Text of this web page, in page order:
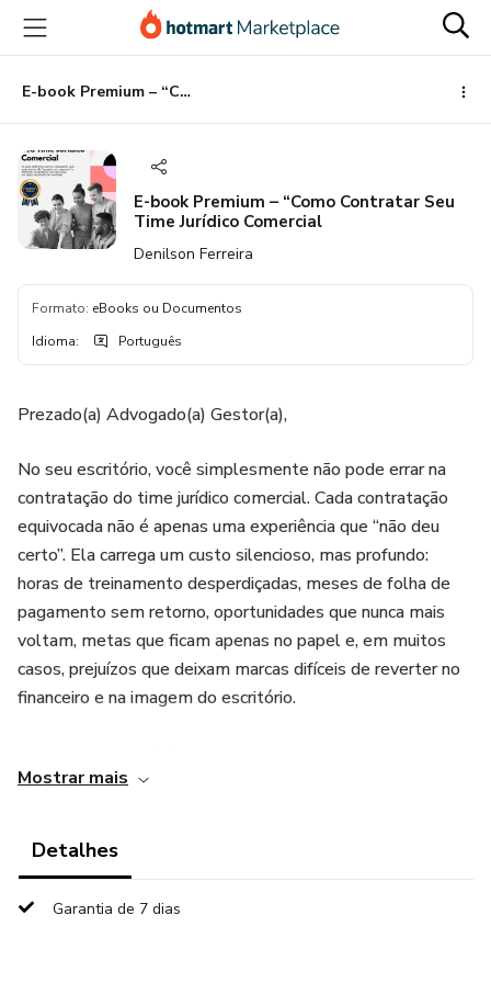
para
conteúdo
principal
para
pagamento
para
rodapé
E-book Premium – “Como Contratar Seu Time Jurídico Comercial
E-book Premium – “Como Contratar Seu
Time Jurídico Comercial
Denilson Ferreira
Formato: eBooks ou Documentos
Idioma: Português
Prezado(a) Advogado(a) Gestor(a),
No seu escritório, você simplesmente não pode errar na
contratação do time jurídico comercial. Cada contratação
equivocada não é apenas uma experiência que “não deu
certo”. Ela carrega um custo silencioso, mas profundo:
horas de treinamento desperdiçadas, meses de folha de
pagamento sem retorno, oportunidades que nunca mais
voltam, metas que ficam apenas no papel e, em muitos
casos, prejuízos que deixam marcas difíceis de reverter no
financeiro e na imagem do escritório.
gestão, porém, tempo é caixa. Um time comercial mal
área de captação e trava o crescimento do escritório. E o
O problema é falta de método na contratação.
Mostrar mais
Detalhes
Garantia de 7 dias